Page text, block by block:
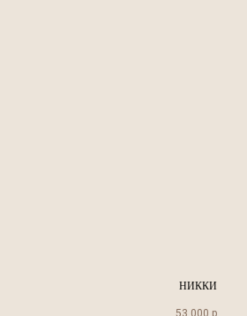
НИККИ
53 000 р.